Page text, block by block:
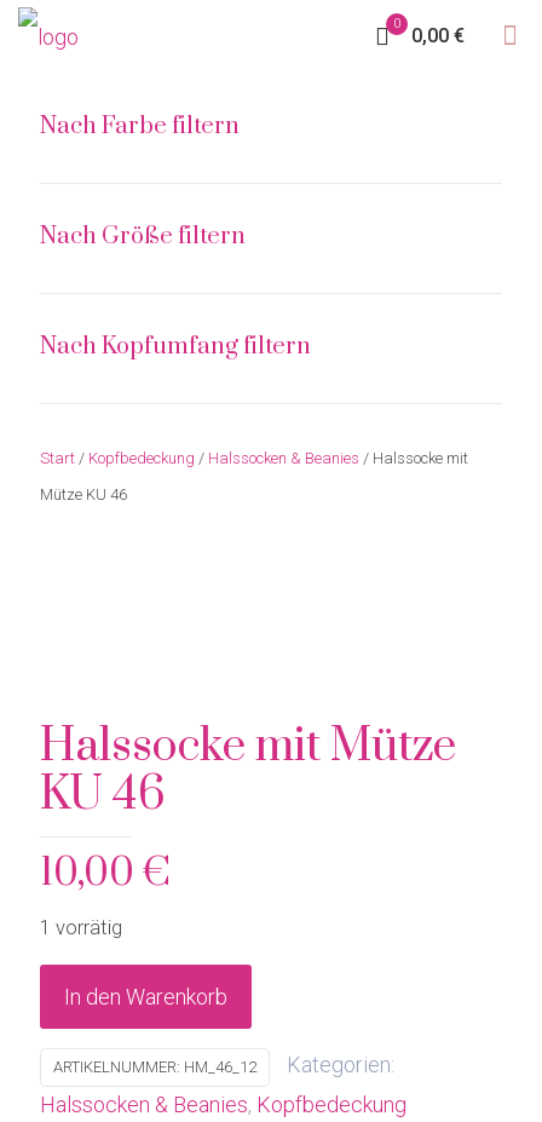
0
0,00 €
Halssocke mit Mütze
KU 46
10,00 €
1 vorrätig
In den Warenkorb
ARTIKELNUMMER: HM_46_12
Kategorien:
Halssocken & Beanies, Kopfbedeckung
Nach Farbe filtern
Nach Größe filtern
Nach Kopfumfang filtern
Start / Kopfbedeckung / Halssocken & Beanies / Halssocke mit
Mütze KU 46